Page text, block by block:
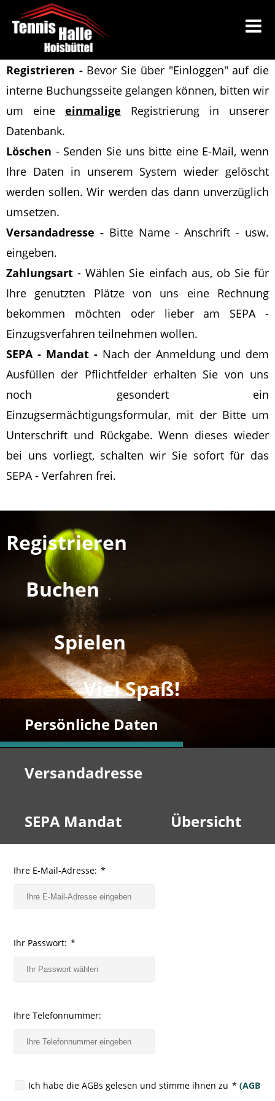
Registrieren - Bevor Sie über "Einloggen" auf die
interne Buchungsseite gelangen können, bitten wir
um eine einmalige Registrierung in unserer
Datenbank.
Löschen - Senden Sie uns bitte eine E-Mail, wenn
Ihre Daten in unserem System wieder gelöscht
werden sollen. Wir werden das dann unverzüglich
umsetzen.
Versandadresse - Bitte Name - Anschrift - usw.
eingeben.
Zahlungsart - Wählen Sie einfach aus, ob Sie für
Ihre genutzten Plätze von uns eine Rechnung
bekommen möchten oder lieber am SEPA -
Einzugsverfahren teilnehmen wollen.
SEPA - Mandat - Nach der Anmeldung und dem
Ausfüllen der Pflichtfelder erhalten Sie von uns
noch gesondert ein
Einzugsermächtigungsformular, mit der Bitte um
Unterschrift und Rückgabe. Wenn dieses wieder
bei uns vorliegt, schalten wir Sie sofort für das
SEPA - Verfahren frei.
Registrieren
Buchen
Spielen
Viel Spaß!
Persönliche Daten
Versandadresse
SEPA Mandat Übersicht
Ihre E-Mail-Adresse: *
Ihr Passwort: *
Ihre Telefonnummer:
Ich habe die AGBs gelesen und stimme ihnen zu * (AGB